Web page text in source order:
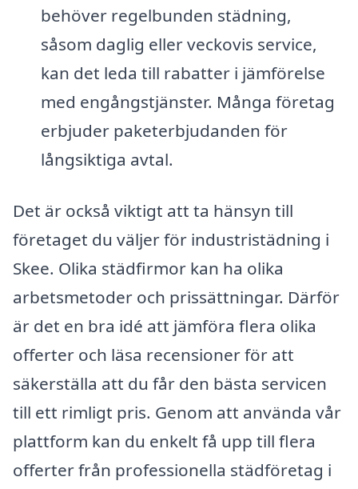
behöver regelbunden städning,
såsom daglig eller veckovis service,
kan det leda till rabatter i jämförelse
med engångstjänster. Många företag
erbjuder paketerbjudanden för
långsiktiga avtal.
Det är också viktigt att ta hänsyn till
företaget du väljer för industristädning i
Skee. Olika städfirmor kan ha olika
arbetsmetoder och prissättningar. Därför
är det en bra idé att jämföra flera olika
offerter och läsa recensioner för att
säkerställa att du får den bästa servicen
till ett rimligt pris. Genom att använda vår
plattform kan du enkelt få upp till flera
offerter från professionella städföretag i